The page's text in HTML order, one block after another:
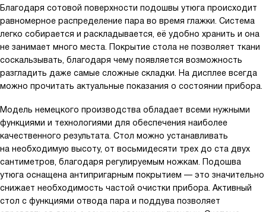
Благодаря сотовой поверхности подошвы утюга происходит
равномерное распределение пара во время глажки. Система
легко собирается и раскладывается, её удобно хранить и она
не занимает много места. Покрытие стола не позволяет ткани
соскальзывать, благодаря чему появляется возможность
разгладить даже самые сложные складки. На дисплее всегда
можно прочитать актуальные показания о состоянии прибора.
Модель немецкого производства обладает всеми нужными
функциями и технологиями для обеспечения наиболее
качественного результата. Стол можно устанавливать
на необходимую высоту, от восьмидесяти трех до ста двух
сантиметров, благодаря регулируемым ножкам. Подошва
утюга оснащена антипригарным покрытием — это значительно
снижает необходимость частой очистки прибора. Активный
стол с функциями отвода пара и поддува позволяет